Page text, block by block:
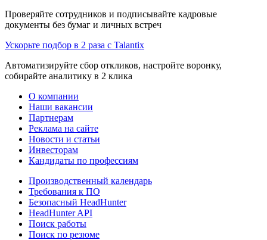
Проверяйте сотрудников и подписывайте кадровые
документы без бумаг и личных встреч
Ускорьте подбор в 2 раза с Talantix
Автоматизируйте сбор откликов, настройте воронку,
собирайте аналитику в 2 клика
О компании
Наши вакансии
Партнерам
Реклама на сайте
Новости и статьи
Инвесторам
Кандидаты по профессиям
Производственный календарь
Требования к ПО
Безопасный HeadHunter
HeadHunter API
Поиск работы
Поиск по резюме